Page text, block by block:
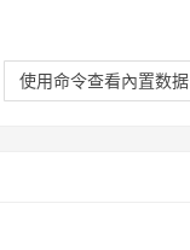
使用命令查看內置数据